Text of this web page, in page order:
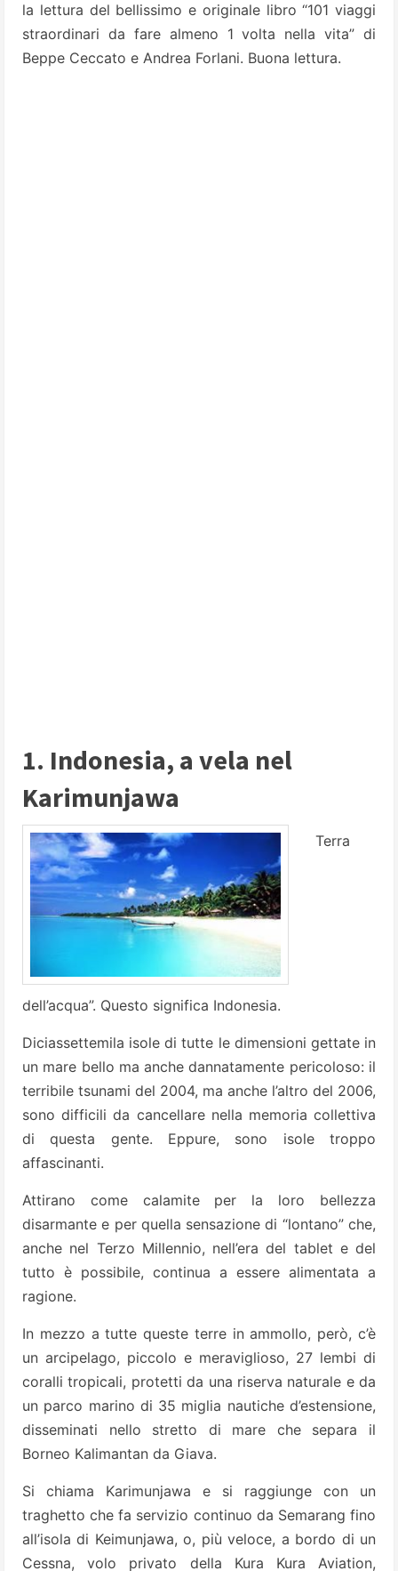
la lettura del bellissimo e originale libro “101 viaggi
straordinari da fare almeno 1 volta nella vita” di
Beppe Ceccato e Andrea Forlani. Buona lettura.
1. Indonesia, a vela nel
Karimunjawa
Terra
dell’acqua”. Questo significa Indonesia.
Diciassettemila isole di tutte le dimensioni gettate in
un mare bello ma anche dannatamente pericoloso: il
terribile tsunami del 2004, ma anche l’altro del 2006,
sono difficili da cancellare nella memoria collettiva
di questa gente. Eppure, sono isole troppo
affascinanti.
Attirano come calamite per la loro bellezza
disarmante e per quella sensazione di “lontano” che,
anche nel Terzo Millennio, nell’era del tablet e del
tutto è possibile, continua a essere alimentata a
ragione.
In mezzo a tutte queste terre in ammollo, però, c’è
un arcipelago, piccolo e meraviglioso, 27 lembi di
coralli tropicali, protetti da una riserva naturale e da
un parco marino di 35 miglia nautiche d’estensione,
disseminati nello stretto di mare che separa il
Borneo Kalimantan da Giava.
Si chiama Karimunjawa e si raggiunge con un
traghetto che fa servizio continuo da Semarang fino
all’isola di Keimunjawa, o, più veloce, a bordo di un
Cessna, volo privato della Kura Kura Aviation,